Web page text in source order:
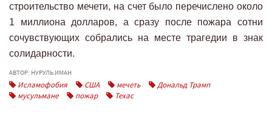
строительство мечети, на счет было перечислено около
1 миллиона долларов, а сразу после пожара сотни
сочувствующих собрались на месте трагедии в знак
солидарности.
АВТОР: НУРУЛЬ ИМАН
Исламофобия США мечеть
Дональд Трамп
мусульмане
пожар Техас